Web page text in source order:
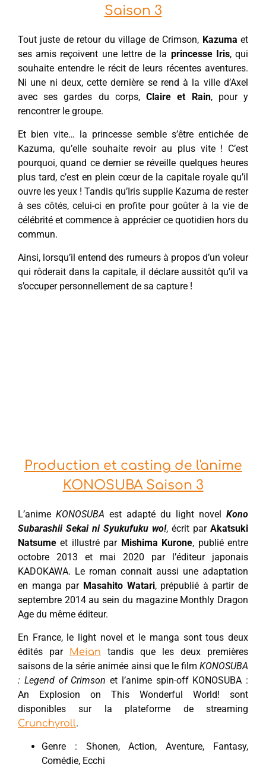
Saison 3
Tout juste de retour du village de Crimson, Kazuma et
ses amis reçoivent une lettre de la princesse Iris, qui
souhaite entendre le récit de leurs récentes aventures.
Ni une ni deux, cette dernière se rend à la ville d’Axel
avec ses gardes du corps,Claire et Rain, pour y
rencontrer le groupe.
Et bien vite… la princesse semble s’être entichée de
Kazuma, qu’elle souhaite revoir au plus vite ! C’est
pourquoi, quand ce dernier se réveille quelques heures
plus tard, c’est en plein cœur de la capitale royale qu’il
ouvre les yeux ! Tandis qu’Iris supplie Kazuma de rester
à ses côtés, celui-ci en profite pour goûter à la vie de
célébrité et commence à apprécier ce quotidien hors du
commun.
Ainsi, lorsqu’il entend des rumeurs à propos d’un voleur
qui rôderait dans la capitale, il déclare aussitôt qu’il va
s’occuper personnellement de sa capture !
Production et casting de l'anime
KONOSUBA Saison 3
L’anime KONOSUBA est adapté du light novel Kono
Subarashii Sekai ni Syukufuku wo!, écrit par Akatsuki
Natsume et illustré par Mishima Kurone, publié entre
octobre 2013 et mai 2020 par l’éditeur japonais
KADOKAWA. Le roman connait aussi une adaptation
en manga par Masahito Watari, prépublié à partir de
septembre 2014 au sein du magazine Monthly Dragon
Age du même éditeur.
En France, le light novel et le manga sont tous deux
édités par Meian tandis que les deux premières
saisons de la série animée ainsi que le film KONOSUBA
: Legend of Crimson et l’anime spin-off KONOSUBA :
An Explosion on This Wonderful World! sont
disponibles sur la plateforme de streaming
Crunchyroll.
Genre : Shonen, Action, Aventure, Fantasy,
Comédie, Ecchi